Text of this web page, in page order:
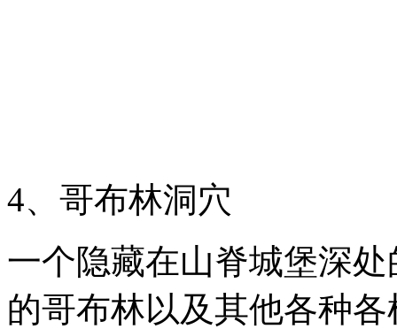
4、哥布林洞穴
一个隐藏在山脊城堡深
的哥布林以及其他各种